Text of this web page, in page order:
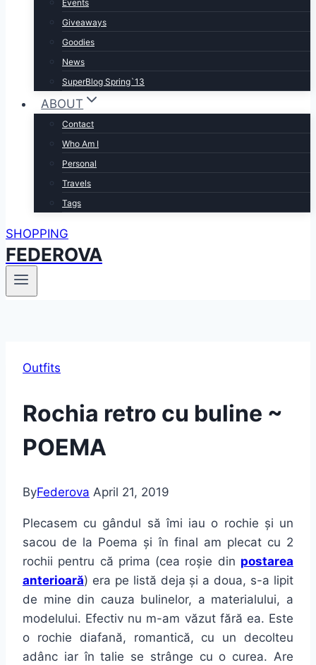
Events
Giveaways
Goodies
News
SuperBlog Spring`13
ABOUT
Contact
Who Am I
Personal
Travels
Tags
SHOPPING
FEDEROVA
Outfits
Rochia retro cu buline ~
POEMA
ByFederova April 21, 2019
Plecasem cu gândul să îmi iau o rochie și un
sacou de la Poema și în final am plecat cu 2
rochii pentru că prima (cea roșie din postarea
anterioară) era pe listă deja și a doua, s-a lipit
de mine din cauza bulinelor, a materialului, a
modelului. Efectiv nu m-am văzut fără ea. Este
o rochie diafană, romantică, cu un decolteu
adânc iar în talie se strânge cu o curea. Are